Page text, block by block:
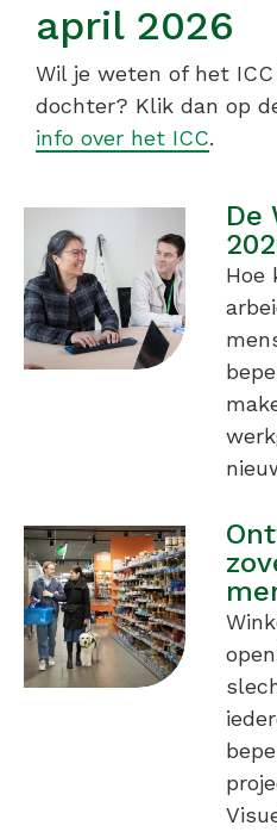
april 2026
Wil je weten of het
dochter? Klik dan op
info over het ICC.
De
Hoe